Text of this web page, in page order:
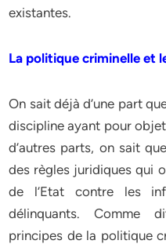
existantes.
La politique criminelle et
On sait déjà d’une part
discipline ayant pour
d’autres parts, on sait
des règles juridiques qui
de l’Etat contre les
délinquants. Comme
principes de la politique